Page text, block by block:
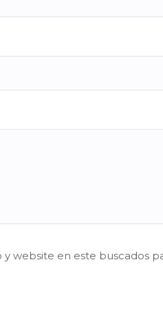
website en este buscados